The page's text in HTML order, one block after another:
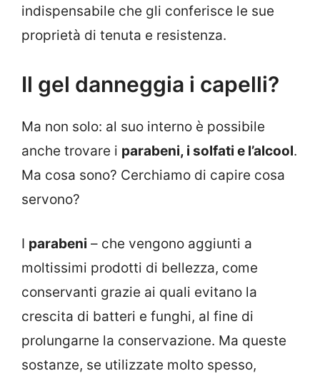
indispensabile che gli conferisce le sue
proprietà di tenuta e resistenza.
Il gel danneggia i capelli?
Ma non solo: al suo interno è possibile
anche trovare i parabeni, i solfati e l’alcool.
Ma cosa sono? Cerchiamo di capire cosa
servono?
I parabeni – che vengono aggiunti a
moltissimi prodotti di bellezza, come
conservanti grazie ai quali evitano la
crescita di batteri e funghi, al fine di
prolungarne la conservazione. Ma queste
sostanze, se utilizzate molto spesso,